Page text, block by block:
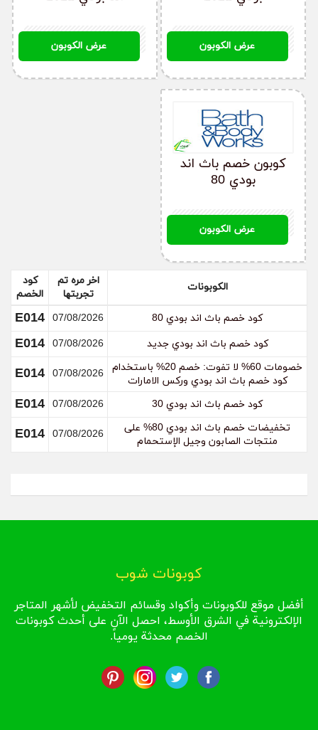
حيث نقدم لك أفضل وأحدث الكوبونات الحصرية على
كوبون خصم باث اند بودي لا يعمل معي، ماذا أفعل؟
قم بالتحقق من شروط وأحكام كوبون خصم باث اند بودي
ومدة الصلاحية الخاصة بالكود، ويمكنك إستخدام كوبون
خصم باث اند بودي مرة واحدة.
ما هي طريقة الشراء من باث اند بودي؟
قم بإنشاء حساب على موقع باث اند بودي، ثم قم
باختيار المنتج الذي تريد شراؤه، وحدد الكمية المطلوبة
وأضفها إلى عربة التسوق، وقم بالوصول إلى صفحة الدفع
وتأكد من كتابة عنوان التوصيل صحيح، ثم إضغط على
كيف أقوم بإلغاء الطلب من موقع باث اند بودي؟
قم بالتواصل مع إدارة موقع باث اند بودي عن طريق
البريد الإلكتروني أو من خلال الدرشة في الموقع، وقم
بطلب إلغاء الطلب الذي طلبته وقم بتزويدهم برقم الطلب،
ويجب عليك أن تقوم بذلك في أسرع وقت.
كوبون خصم باث اند
بودي 80
عرض الكوبون
عرض الكوبون عرض الكوبون
الكوبونات
اخر مره تم
تجربتها
كود
الخصم
كود خصم باث اند بودي 80
07/08/2026
E014
كود خصم باث اند بودي جديد 07/08/2026
E014
خصومات 60% لا تفوت: خصم 20% باستخدام
كود خصم باث اند بودي وركس الامارات
07/08/2026
E014
كود خصم باث اند بودي 30 07/08/2026
E014
تخفيضات خصم باث اند بودي 80% على
منتجات الصابون وجيل الإستحمام
07/08/2026
E014
كوبونات شوب
أفضل موقع للكوبونات وأكواد وقسائم التخفيض لأشهر المتاجر
الإلكترونية في الشرق الأوسط، احصل الآن على أحدث كوبونات
الخصم محدثة يومياً.